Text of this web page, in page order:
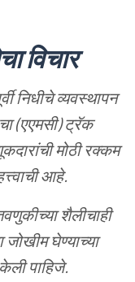
विचार
निधीचे व्यवस्थापन
(एएमसी)ट्रॅक
मोठी रक्कम
आहे.
शैलीचाही
जोखीम घेण्याच्या
केली पाहिजे.